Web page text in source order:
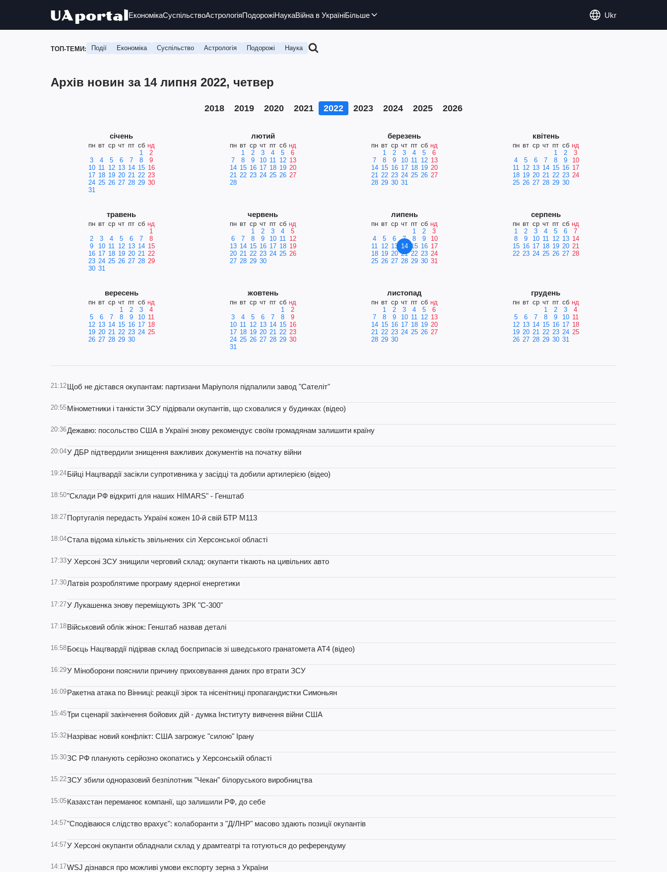
ЕкономікаСуспільствоАстрологіяПодорожіНаукаВійна в УкраїніБільше Ukr
ТОП-ТЕМИ: Події Економіка Суспільство Астрологія Подорожі Наука
Архів новин за 14 липня 2022, четвер
2018 2019 2020 2021 2022 2023 2024 2025 2026
січень
пн вт ср чт пт сб нд
1
2
3
4 5 6 7 8
9
10 11 12 13 14 15 16
17 18 19 20 21 22 23
24 25 26 27 28 29 30
31
лютий
пн вт ср чт пт сб нд
1
2 3 4 5
6
7
8 9 10 11 12 13
14 15 16 17 18 19 20
21 22 23 24 25 26 27
28
березень
пн вт ср чт пт сб нд
1
2 3 4 5
6
7
8 9 10 11 12 13
14 15 16 17 18 19 20
21 22 23 24 25 26 27
28 29 30 31
квітень
пн вт ср чт пт сб нд
1
2
3
4
5 6 7 8 9
10
11 12 13 14 15 16 17
18 19 20 21 22 23 24
25 26 27 28 29 30
травень
пн вт ср чт пт сб нд
1
2
3 4 5 6 7
8
9
10 11 12 13 14 15
16 17 18 19 20 21 22
23 24 25 26 27 28 29
30 31
червень
пн вт ср чт пт сб нд
1
2 3 4
5
6
7 8 9 10 11 12
13 14 15 16 17 18 19
20 21 22 23 24 25 26
27 28 29 30
липень
пн вт ср чт пт сб нд
1
2
3
4
5 6 7 8 9
10
11 12 13 14 15 16 17
18 19 20 21 22 23 24
25 26 27 28 29 30 31
серпень
пн вт ср чт пт сб нд
1
2 3 4 5 6
7
8
9 10 11 12 13 14
15 16 17 18 19 20 21
22 23 24 25 26 27 28
вересень
пн вт ср чт пт сб нд
1
2 3
4
5
6 7 8 9 10 11
12 13 14 15 16 17 18
19 20 21 22 23 24 25
26 27 28 29 30
жовтень
пн вт ср чт пт сб нд
1
2
3
4 5 6 7 8
9
10 11 12 13 14 15 16
17 18 19 20 21 22 23
24 25 26 27 28 29 30
31
листопад
пн вт ср чт пт сб нд
1
2 3 4 5
6
7
8 9 10 11 12 13
14 15 16 17 18 19 20
21 22 23 24 25 26 27
28 29 30
грудень
пн вт ср чт пт сб нд
1
2 3
4
5
6 7 8 9 10 11
12 13 14 15 16 17 18
19 20 21 22 23 24 25
26 27 28 29 30 31
21:12Щоб не дістався окупантам: партизани Маріуполя підпалили завод "Сателіт"
20:55Мінометники і танкісти ЗСУ підірвали окупантів, що сховалися у будинках (відео)
20:36Дежавю: посольство США в Україні знову рекомендує своїм громадянам залишити країну
20:04У ДБР підтвердили знищення важливих документів на початку війни
19:24Бійці Нацгвардії засікли супротивника у засідці та добили артилерією (відео)
18:50"Склади РФ відкриті для наших HIMARS" - Генштаб
18:27Португалія передасть Україні кожен 10-й свій БТР М113
18:04Стала відома кількість звільнених сіл Херсонської області
17:33У Херсоні ЗСУ знищили черговий склад: окупанти тікають на цивільних авто
17:30Латвія розроблятиме програму ядерної енергетики
17:27У Лукашенка знову переміщують ЗРК "С-300"
17:18Військовий облік жінок: Генштаб назвав деталі
16:58Боєць Нацгвардії підірвав склад боєприпасів зі шведського гранатомета AT4 (відео)
16:29У Міноборони пояснили причину приховування даних про втрати ЗСУ
16:09Ракетна атака по Вінниці: реакції зірок та нісенітниці пропагандистки Симоньян
15:45Три сценарії закінчення бойових дій - думка Інституту вивчення війни США
15:32Назріває новий конфлікт: США загрожує "силою" Ірану
15:30ЗС РФ планують серйозно окопатись у Херсонській області
15:22ЗСУ збили одноразовий безпілотник "Чекан" білоруського виробництва
15:05Казахстан переманює компанії, що залишили РФ, до себе
14:57"Сподіваюся слідство врахує": колаборанти з "Д/ЛНР" масово здають позиції окупантів
14:57У Херсоні окупанти обладнали склад у драмтеатрі та готуються до референдуму
14:17WSJ дізнався про можливі умови експорту зерна з України